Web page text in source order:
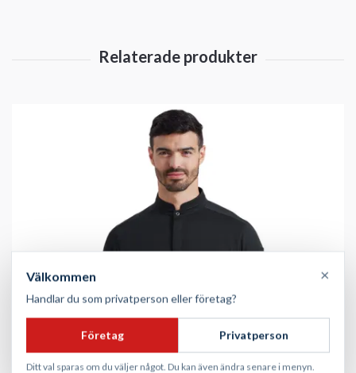
Välkommen ×
Handlar du som privatperson eller företag?
Företag Privatperson
Ditt val sparas om du väljer något. Du kan även ändra senare i menyn.